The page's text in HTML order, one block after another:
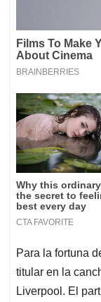
Para la fortuna
titular en la
Liverpool. El